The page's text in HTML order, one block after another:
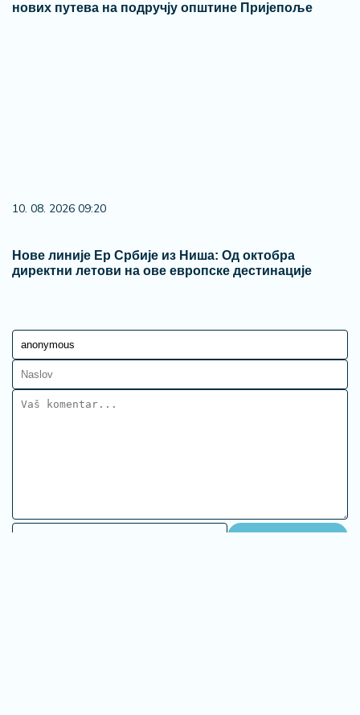
нових путева на подручју општине Пријепоље
10. 08. 2026 09:20
Нове линије Ер Србије из Ниша: Од октобра
директни летови на ове европске дестинације
Ostavi komentar